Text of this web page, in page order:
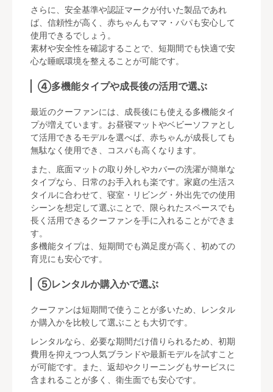
さらに、安全基準や認証マークが付いた製品であれ
ば、信頼性が高く、赤ちゃんもママ・パパも安心して
使用できるでしょう。
素材や安全性を確認することで、短期間でも快適で安
心な睡眠環境を整えることが可能です。
④多機能タイプや成長後の活用で選ぶ
最近のクーファンには、成長後にも使える多機能タイ
プが増えています。お昼寝マットやベビーソファとし
て活用できるモデルを選べば、赤ちゃんが成長しても
無駄なく使用でき、コスパも高くなります。
また、底面マットの取り外しやカバーの洗濯が簡単な
タイプなら、日常のお手入れも楽です。家庭の生活ス
タイルに合わせて、寝室・リビング・外出先での使用
シーンを想定して選ぶことで、限られたスペースでも
長く活用できるクーファンを手に入れることができま
す。
多機能タイプは、短期間でも満足度が高く、初めての
育児にも安心です。
⑤レンタルか購入かで選ぶ
クーファンは短期間で使うことが多いため、レンタル
か購入かを比較して選ぶことも大切です。
レンタルなら、必要な期間だけ借りられるため、初期
費用を抑えつつ人気ブランドや最新モデルを試すこと
が可能です。また、返却やクリーニングもサービスに
含まれることが多く、衛生面でも安心です。